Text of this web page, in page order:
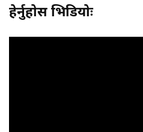
हेर्नुहाेस भिडियाेः